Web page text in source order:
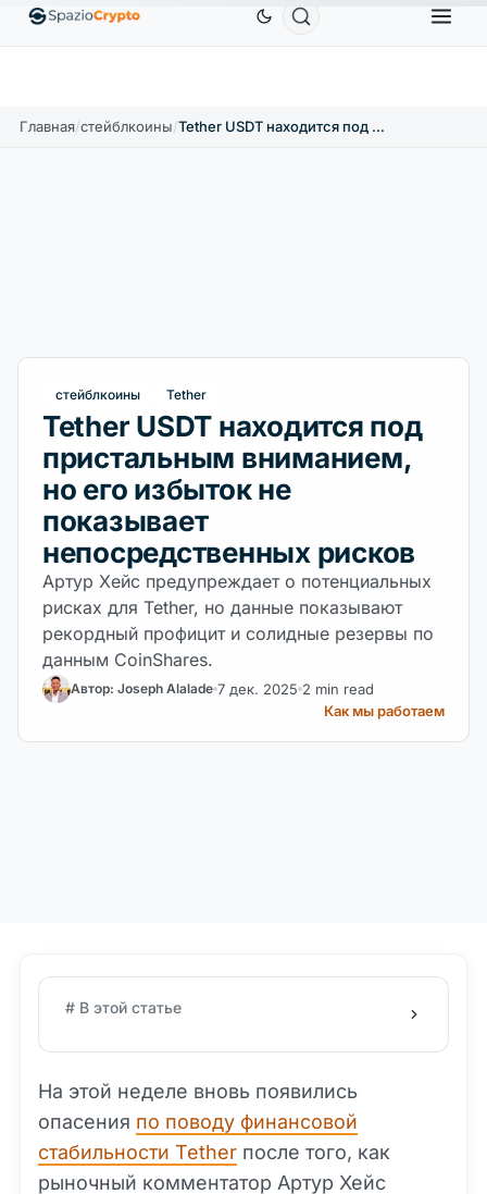
BNB586,64 $↑2.10% 0,9995 $↑0.00% ↑2.30%
Главная/стейблкоины/ Tether USDT находится под пристальным вниманием, но его избыток не показывает непосредственных рисков
стейблкоины Tether
Tether USDT находится под
пристальным вниманием,
но его избыток не
показывает
непосредственных рисков
Артур Хейс предупреждает о потенциальных
рисках для Tether, но данные показывают
рекордный профицит и солидные резервы по
данным CoinShares.
Автор: Joseph Alalade 7 дек. 2025 2 min read
Как мы работаем
# В этой статье
На этой неделе вновь появились
опасения по поводу финансовой
стабильности Tether после того, как
рыночный комментатор Артур Хейс